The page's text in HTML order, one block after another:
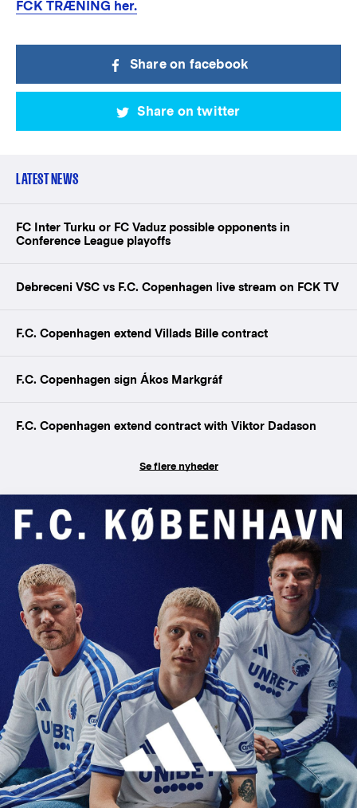
FCK TRÆNING her.
Share on facebook
Share on twitter
LATEST NEWS
FC Inter Turku or FC Vaduz possible opponents in
Conference League playoffs
Debreceni VSC vs F.C. Copenhagen live stream on FCK TV
F.C. Copenhagen extend Villads Bille contract
F.C. Copenhagen sign Ákos Markgráf
F.C. Copenhagen extend contract with Viktor Dadason
Se flere nyheder